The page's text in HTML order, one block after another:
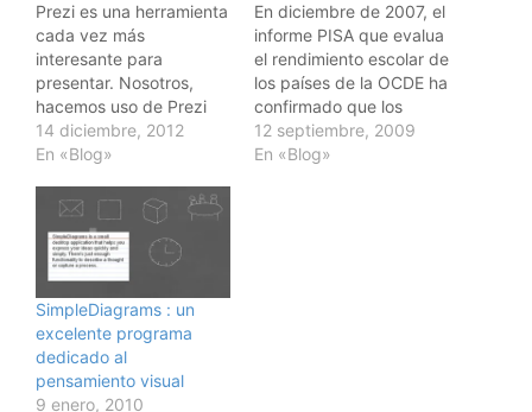
Prezi es una herramienta
cada vez más
interesante para
presentar. Nosotros,
hacemos uso de Prezi
para presentar por
ejemplo el programa de
ver aquí Navegando en
la Web, he encontrado
un excelente ejemplo de
lo que se puede hacer
utilizando Prezi. Esta
presentación trata de
los…
14 diciembre, 2012
En «Blog»
En diciembre de 2007, el
informe PISA que evalua
el rendimiento escolar de
los países de la OCDE ha
confirmado que los
alumnos finlandeses
ocupan el primer puesto
12 septiembre, 2009
En «Blog»
SimpleDiagrams : un
excelente programa
dedicado al
pensamiento visual
9 enero, 2010